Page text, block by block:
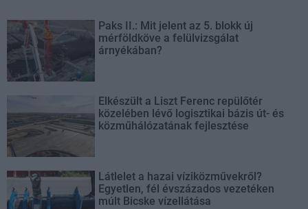
Paks II.: Mit jelent az 5. blokk új
mérföldköve a felülvizsgálat
árnyékában?
Elkészült a Liszt Ferenc repülőtér
közelében lévő logisztikai bázis út- és
közműhálózatának fejlesztése
Látlelet a hazai víziközművekről?
Egyetlen, fél évszázados vezetéken
múlt Bicske vízellátása